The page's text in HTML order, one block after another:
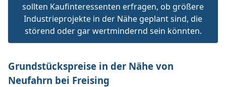
sollten Kaufinteressenten erfragen, ob größere
Industrieprojekte in der Nähe geplant sind, die
störend oder gar wertmindernd sein könnten.
Grundstückspreise in der Nähe von
Neufahrn bei Freising